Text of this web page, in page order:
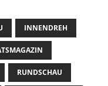
INNENDREH
RUNDSCHAU